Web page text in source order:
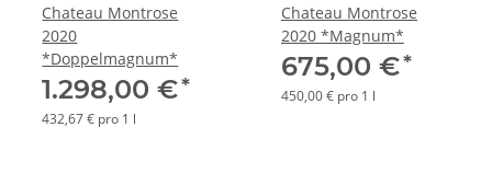
Chateau Montrose
2020
*Doppelmagnum*
1.298,00 €*
432,67 € pro 1 l
Chateau Montrose
2020 *Magnum*
675,00 €*
450,00 € pro 1 l